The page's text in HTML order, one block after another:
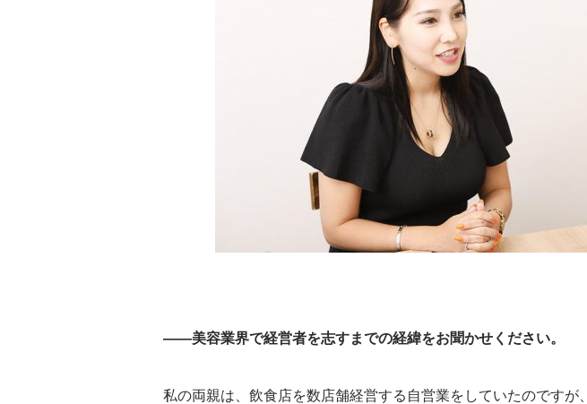
――美容業界で経営者を志すまでの経緯をお聞かせください。
私の両親は、飲食店を数店舗経営する自営業をしていたのですが、